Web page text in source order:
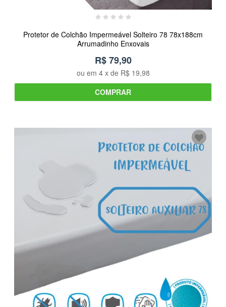
Protetor de Colchão Impermeável Solteiro 78 78x188cm
Arrumadinho Enxovais
R$ 79,90
ou em 4x de R$ 19,98
COMPRAR